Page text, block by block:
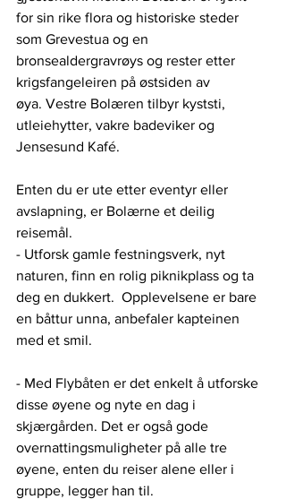
for sin rike flora og historiske steder
som Grevestua og en
bronsealdergravrøys og rester etter
krigsfangeleiren på østsiden av
øya. Vestre Bolæren tilbyr kyststi,
utleiehytter, vakre badeviker og
Jensesund Kafé.
Enten du er ute etter eventyr eller
avslapning, er Bolærne et deilig
reisemål.
- Utforsk gamle festningsverk, nyt
naturen, finn en rolig piknikplass og ta
deg en dukkert.  Opplevelsene er bare
en båttur unna, anbefaler kapteinen
med et smil.
- Med Flybåten er det enkelt å utforske
disse øyene og nyte en dag i
skjærgården. Det er også gode
overnattingsmuligheter på alle tre
øyene, enten du reiser alene eller i
gruppe, legger han til.